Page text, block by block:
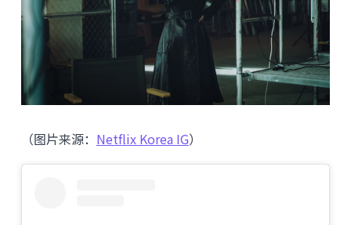
（图片来源： Netflix Korea IG）